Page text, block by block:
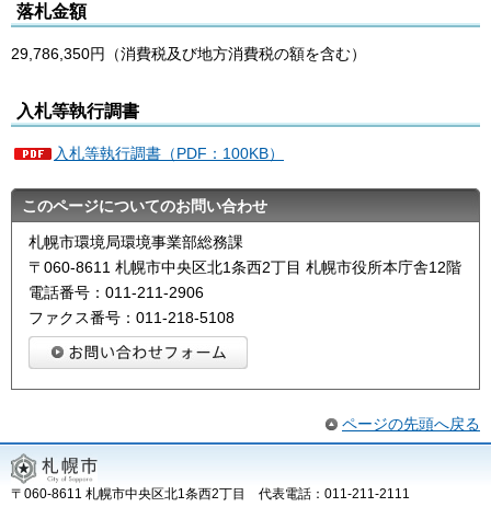
落札金額
29,786,350円（消費税及び地方消費税の額を含む）
入札等執行調書
入札等執行調書（PDF：100KB）
このページについてのお問い合わせ
札幌市環境局環境事業部総務課
〒060-8611 札幌市中央区北1条西2丁目 札幌市役所本庁舎12階
電話番号：011-211-2906
ファクス番号：011-218-5108
ページの先頭へ戻る
〒060-8611 札幌市中央区北1条西2丁目 代表電話：011-211-2111